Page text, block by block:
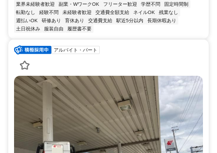
業界未経験者歓迎 副業・WワークOK フリーター歓迎 学歴不問
固定時間制
転勤なし
経験不問 未経験者歓迎 交通費全額支給 ネイルOK
残業なし
週払いOK
研修あり 育休あり 交通費支給 駅近5分以内
長期休暇あり
土日祝休み
服装自由 履歴書不要
アルバイト・パート